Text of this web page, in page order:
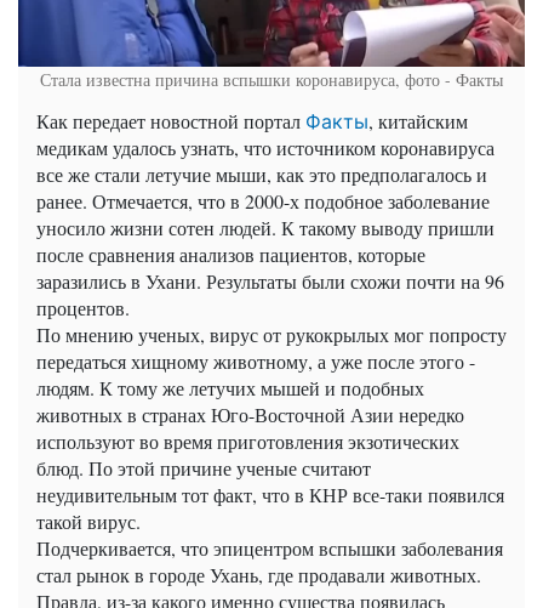
Стала известна причина вспышки коронавируса, фото - Факты
Как передает новостной портал Факты, китайским
медикам удалось узнать, что источником коронавируса
все же стали летучие мыши, как это предполагалось и
ранее. Отмечается, что в 2000-х подобное заболевание
уносило жизни сотен людей. К такому выводу пришли
после сравнения анализов пациентов, которые
заразились в Ухани. Результаты были схожи почти на 96
процентов.
По мнению ученых, вирус от рукокрылых мог попросту
передаться хищному животному, а уже после этого -
людям. К тому же летучих мышей и подобных
животных в странах Юго-Восточной Азии нередко
используют во время приготовления экзотических
блюд. По этой причине ученые считают
неудивительным тот факт, что в КНР все-таки появился
такой вирус.
Подчеркивается, что эпицентром вспышки заболевания
стал рынок в городе Ухань, где продавали животных.
Правда, из-за какого именно существа появилась